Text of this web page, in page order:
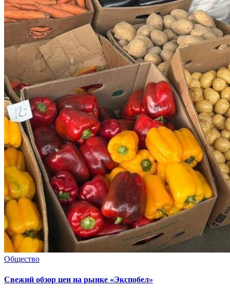
Общество
Свежий обзор цен на рынке «Экспобел»